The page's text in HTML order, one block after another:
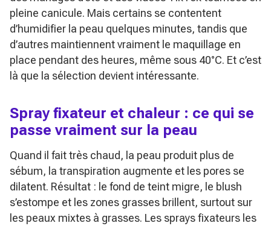
pleine canicule. Mais certains se contentent
d’humidifier la peau quelques minutes, tandis que
d’autres maintiennent vraiment le maquillage en
place pendant des heures, même sous 40°C. Et c’est
là que la sélection devient intéressante.
Spray fixateur et chaleur : ce qui se
passe vraiment sur la peau
Quand il fait très chaud, la peau produit plus de
sébum, la transpiration augmente et les pores se
dilatent. Résultat : le fond de teint migre, le blush
s’estompe et les zones grasses brillent, surtout sur
les peaux mixtes à grasses. Les sprays fixateurs les